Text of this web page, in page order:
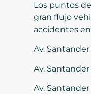
Los puntos
gran flujo
accidentes
Av. Santander
Av. Santander
Av. Santander